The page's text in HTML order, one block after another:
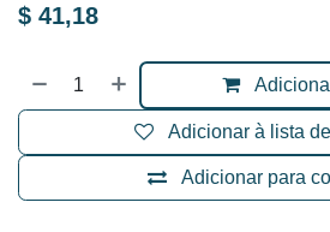
$ 41,18
Adicionar para
Adicionar à lista